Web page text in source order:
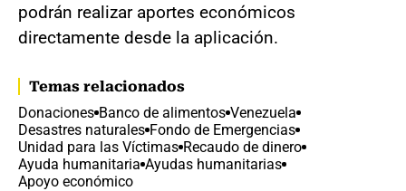
podrán realizar aportes económicos
directamente desde la aplicación.
Temas relacionados
Donaciones Banco de alimentos Venezuela
Desastres naturales Fondo de Emergencias
Unidad para las Víctimas Recaudo de dinero
Ayuda humanitaria Ayudas humanitarias
Apoyo económico